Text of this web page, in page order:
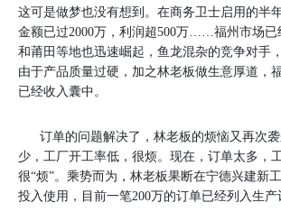
这可是做梦也没有想到。在商务卫士启用的半
金额已过2000万，利润超500万……福州市场已
和莆田等地也迅速崛起，鱼龙混杂的竞争对手
由于产品质量过硬，加之林老板做生意厚道，
已经收入囊中。
订单的问题解决了，林老板的烦恼又再次袭
少，工厂开工率低，很烦。现在，订单太多，
很“烦”。乘势而为，林老板果断在宁德兴建新
投入使用，目前一笔200万的订单已经列入生产